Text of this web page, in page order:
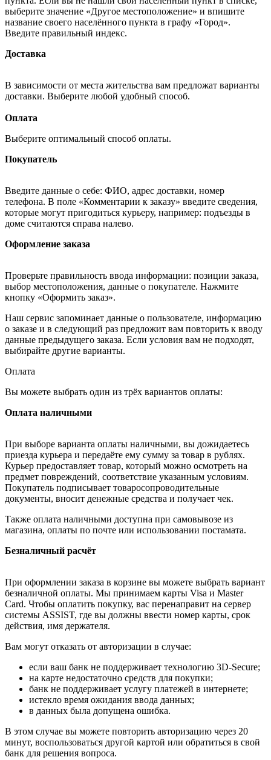
выберите значение «Другое местоположение» и впишите
название своего населённого пункта в графу «Город».
Введите правильный индекс.
Доставка
В зависимости от места жительства вам предложат варианты
доставки. Выберите любой удобный способ.
Оплата
Выберите оптимальный способ оплаты.
Покупатель
Введите данные о себе: ФИО, адрес доставки, номер
телефона. В поле «Комментарии к заказу» введите сведения,
которые могут пригодиться курьеру, например: подъезды в
доме считаются справа налево.
Оформление заказа
Проверьте правильность ввода информации: позиции заказа,
выбор местоположения, данные о покупателе. Нажмите
кнопку «Оформить заказ».
Наш сервис запоминает данные о пользователе, информацию
о заказе и в следующий раз предложит вам повторить к вводу
данные предыдущего заказа. Если условия вам не подходят,
выбирайте другие варианты.
Оплата
Вы можете выбрать один из трёх вариантов оплаты:
Оплата наличными
При выборе варианта оплаты наличными, вы дожидаетесь
приезда курьера и передаёте ему сумму за товар в рублях.
Курьер предоставляет товар, который можно осмотреть на
предмет повреждений, соответствие указанным условиям.
Покупатель подписывает товаросопроводительные
документы, вносит денежные средства и получает чек.
Также оплата наличными доступна при самовывозе из
магазина, оплаты по почте или использовании постамата.
Безналичный расчёт
При оформлении заказа в корзине вы можете выбрать вариант
безналичной оплаты. Мы принимаем карты Visa и Master
Card. Чтобы оплатить покупку, вас перенаправит на сервер
системы ASSIST, где вы должны ввести номер карты, срок
действия, имя держателя.
Вам могут отказать от авторизации в случае:
если ваш банк не поддерживает технологию 3D-Secure;
на карте недостаточно средств для покупки;
банк не поддерживает услугу платежей в интернете;
истекло время ожидания ввода данных;
в данных была допущена ошибка.
В этом случае вы можете повторить авторизацию через 20
минут, воспользоваться другой картой или обратиться в свой
банк для решения вопроса.